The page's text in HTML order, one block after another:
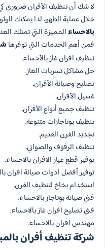
لا شك أن تنظيف الأفران
خلال عملية الطهو، لذا يمكنك
بالاحساءالمميزة التي تمتلك
فمن أهم الخدمات التي توفرها
تنظيف افران غاز بالأحساء.
حل مشاكل تسربات الغاز.
تصليح وصيانة الأفران.
غسيل الأفران.
تنظيف جميع أنواع الأفران.
تنظيف بوتاجازات متنوعة.
تجديد الفرن القديم.
تنظيف الرفوف والصواني.
توفير قطع غيار الافران بالاحساء.
توفير أفضل ادوات صيانة افران
استخدام بخاخ لتنظيف الفرن.
فني صيانة بوتاجاز بالاحساء.
فني تصليح افران غاز بالاحساء.
مهندس افران بالاحساء.
شركة تنظيف أفران